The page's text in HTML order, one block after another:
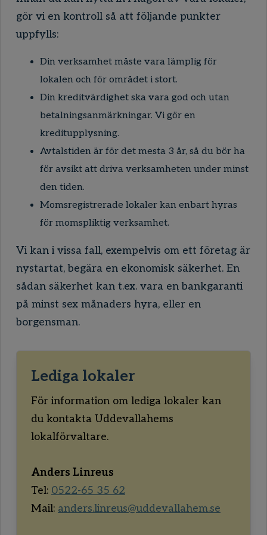
gör vi en kontroll så att följande punkter
uppfylls:
Din verksamhet måste vara lämplig för
lokalen och för området i stort.
Din kreditvärdighet ska vara god och utan
betalningsanmärkningar. Vi gör en
kreditupplysning.
Avtalstiden är för det mesta 3 år, så du bör ha
för avsikt att driva verksamheten under minst
den tiden.
Momsregistrerade lokaler kan enbart hyras
för momspliktig verksamhet.
Vi kan i vissa fall, exempelvis om ett företag är
nystartat, begära en ekonomisk säkerhet. En
sådan säkerhet kan t.ex. vara en bankgaranti
på minst sex månaders hyra, eller en
borgensman.
Lediga lokaler
För information om lediga lokaler kan
du kontakta Uddevallahems
lokalförvaltare.
Anders Linreus
Tel: 0522-65 35 62
Mail: anders.linreus@uddevallahem.se